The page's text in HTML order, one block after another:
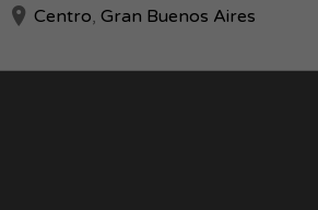
Centro, Gran Buenos Aires